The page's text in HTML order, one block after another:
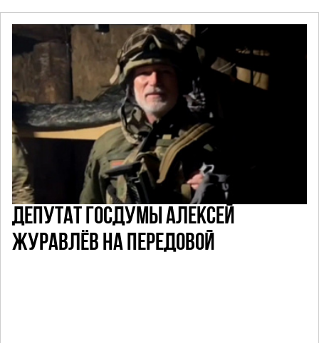
ДЕПУТАТ ГОСДУМЫ АЛЕКСЕЙ
ЖУРАВЛЁВ НА ПЕРЕДОВОЙ